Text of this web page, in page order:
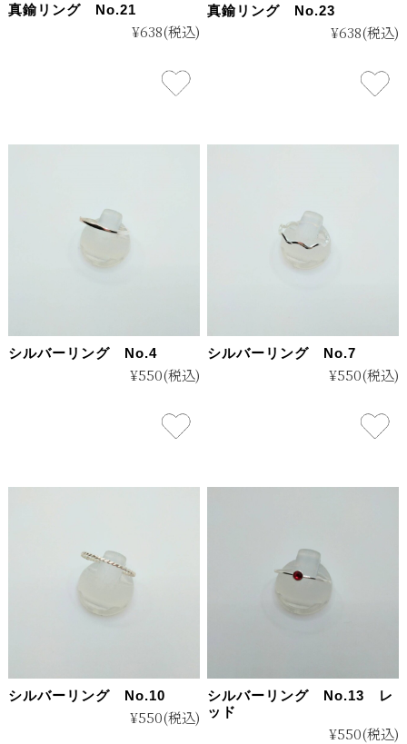
真鍮リング No.21
¥638(税込)
真鍮リング No.23
¥638(税込)
シルバーリング No.4
¥550(税込)
シルバーリング No.7
¥550(税込)
シルバーリング No.10
¥550(税込)
シルバーリング No.13 レ
ッド
¥550(税込)